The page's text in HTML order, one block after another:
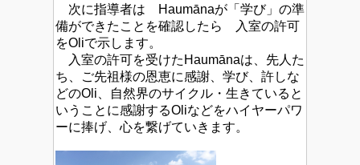
次に指導者は Haumānaが「学び」の準
備ができたことを確認したら 入室の許可
をOliで示します。
入室の許可を受けたHaumānaは、先人た
ち、ご先祖様の恩恵に感謝 、学び、許しな
どのOli、自然界のサイクル・生きていると
いうことに感謝するOliなどをハイヤーパワ
ーに捧げ、心を繋げていきます。